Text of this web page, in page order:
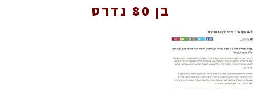
ראשי הצלחה בתביעות ביטוח בתאונות דרכים
בן 80 נדרס